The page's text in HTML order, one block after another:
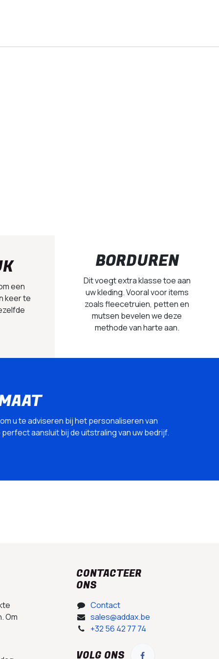
een
keer te
BORDUREN
Dit voegt extra klasse toe aan
uw kleding. Vooral voor items
zoals fleecetruien, petten en
mutsen bevelen we deze
methode van harte aan.
u te adviseren bij het personaliseren van
aansluit bij de uitstraling van uw bedrijf.
Om
CONTACTEER
ONS
Contact
sales@addax.be
+32 56 42 77 74
VOLG ONS